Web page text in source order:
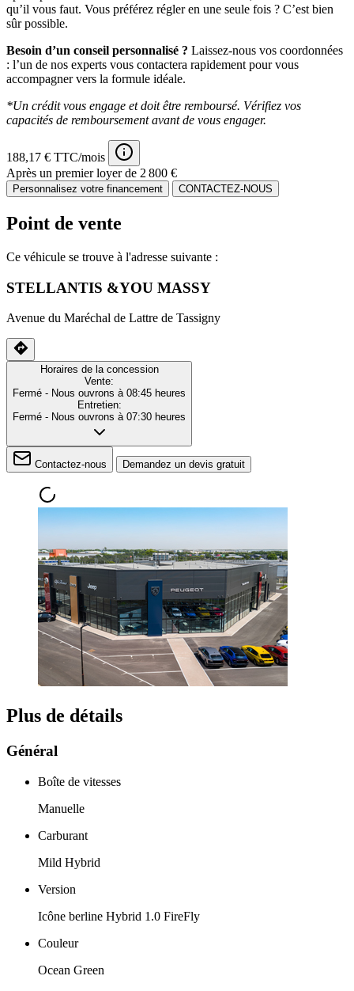
qu’il vous faut. Vous préférez régler en une seule fois ? C’est bien
sûr possible.
Besoin d’un conseil personnalisé ? Laissez-nous vos coordonnées
: l’un de nos experts vous contactera rapidement pour vous
accompagner vers la formule idéale.
*Un crédit vous engage et doit être remboursé. Vérifiez vos
capacités de remboursement avant de vous engager.
188,17 € TTC/mois
Après un premier loyer de 2 800 €
Personnalisez votre financement CONTACTEZ-NOUS
Point de vente
Ce véhicule se trouve à l'adresse suivante :
STELLANTIS &YOU MASSY
Avenue du Maréchal de Lattre de Tassigny
Horaires de la concession
Vente:
Fermé - Nous ouvrons à 08:45 heures
Entretien:
Fermé - Nous ouvrons à 07:30 heures
Contactez-nous Demandez un devis gratuit
Plus de détails
Général
Boîte de vitesses
Manuelle
Carburant
Mild Hybrid
Version
Icône berline Hybrid 1.0 FireFly
Couleur
Ocean Green